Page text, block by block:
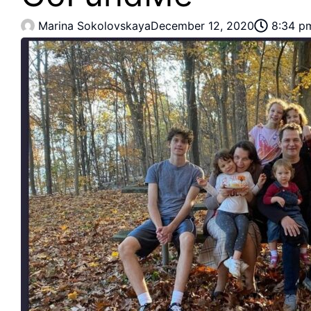
Marina SokolovskayaDecember 12, 2020 8:34